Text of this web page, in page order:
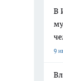
В
9